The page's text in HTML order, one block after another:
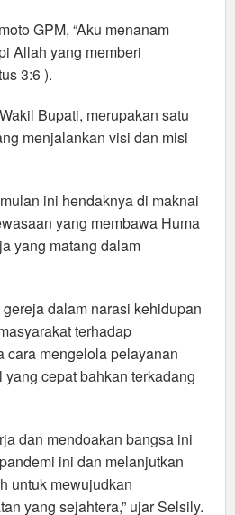
GPM, “Aku menanam
Allah yang memberi
3:6 ).
Bupati, merupakan satu
menjalankan visi dan misi
ini hendaknya di maknai
yang membawa Huma
yang matang dalam
dalam narasi kehidupan
terhadap
cara mengelola pelayanan
cepat bahkan terkadang
dan mendoakan bangsa ini
ini dan melanjutkan
untuk mewujudkan
yang sejahtera,” ujar Selsily.